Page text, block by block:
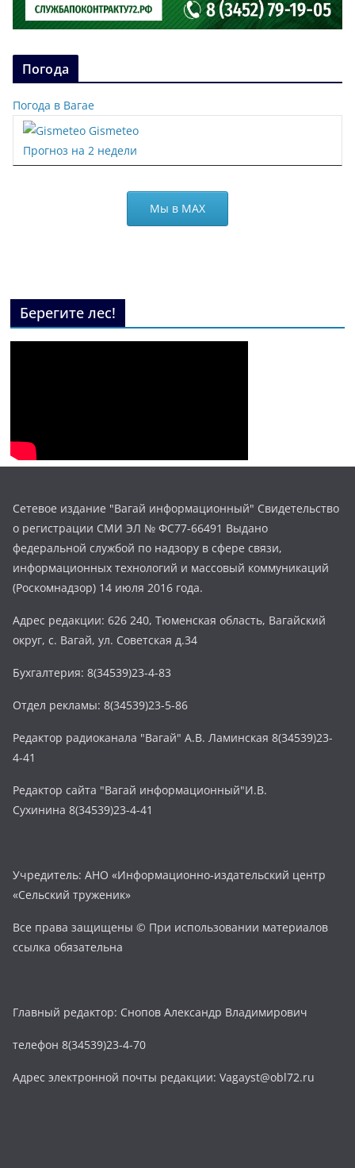
Погода
Погода в Вагае
Gismeteo
Прогноз на 2 недели
Мы в МАХ
Берегите лес!
Сетевое издание "Вагай информационный" Свидетельство
о регистрации СМИ ЭЛ № ФС77-66491 Выдано
федеральной службой по надзору в сфере связи,
информационных технологий и массовый коммуникаций
(Роскомнадзор) 14 июля 2016 года.
Адрес редакции: 626 240, Тюменская область, Вагайский
округ, с. Вагай, ул. Советская д.34
Бухгалтерия: 8(34539)23-4-83
Отдел рекламы: 8(34539)23-5-86
Редактор радиоканала "Вагай" А.В. Ламинская 8(34539)23-
4-41
Редактор сайта "Вагай информационный"И.В.
Сухинина 8(34539)23-4-41
Учредитель: АНО «Информационно-издательский центр
«Сельский труженик»
Все права защищены © При использовании материалов
ссылка обязательна
Главный редактор: Снопов Александр Владимирович
телефон 8(34539)23-4-70
Адрес электронной почты редакции: Vagayst@obl72.ru